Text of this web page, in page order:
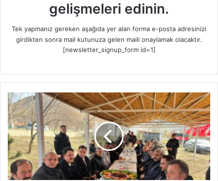
gelişmeleri edinin.
Tek yapmanız gereken aşağıda yer alan forma e-posta adresinizi
girdikten sonra mail kutunuza gelen maili onaylamak olacaktır.
[newsletter_signup_form id=1]
7
.
B
a
r
a
k
l
ı